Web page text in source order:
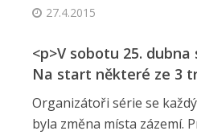
27.4.2015
<p>V sobotu 25.
Na start některé ze 3
Organizátoři série se
byla změna místa zázemí.